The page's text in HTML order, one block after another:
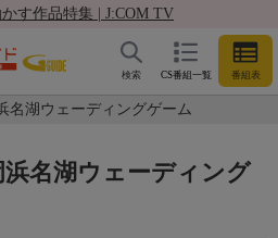
す作品特集 | J:COM TV
CS番組一覧 番組表
検索
名湖ウェーディングゲーム
名湖ウェーディング